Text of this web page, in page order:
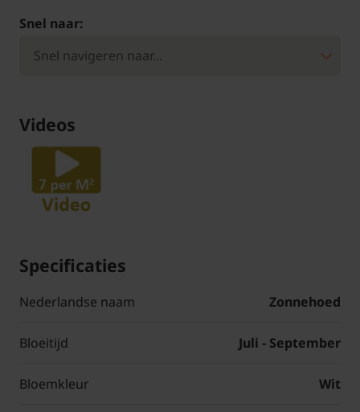
Snel naar:
Videos
Specificaties
Nederlandse naam Zonnehoed
Bloeitijd Juli - September
Bloemkleur Wit